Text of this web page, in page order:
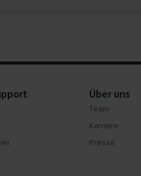
Über uns
Team
Karriere
Presse